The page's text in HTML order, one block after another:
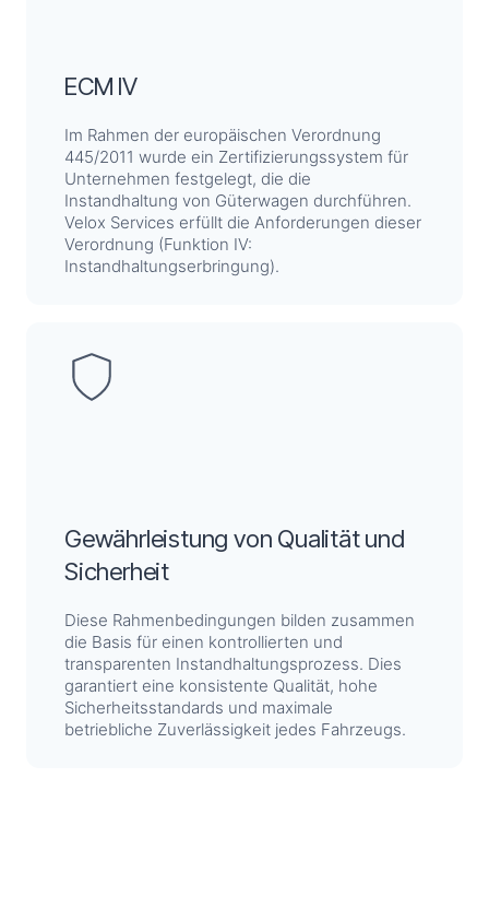
ECM IV
Im Rahmen der europäischen Verordnung
445/2011 wurde ein Zertifizierungssystem für
Unternehmen festgelegt, die die
Instandhaltung von Güterwagen durchführen.
Velox Services erfüllt die Anforderungen dieser
Verordnung (Funktion IV:
Instandhaltungserbringung).
Gewährleistung von Qualität und
Sicherheit
Diese Rahmenbedingungen bilden zusammen
die Basis für einen kontrollierten und
transparenten Instandhaltungsprozess. Dies
garantiert eine konsistente Qualität, hohe
Sicherheitsstandards und maximale
betriebliche Zuverlässigkeit jedes Fahrzeugs.